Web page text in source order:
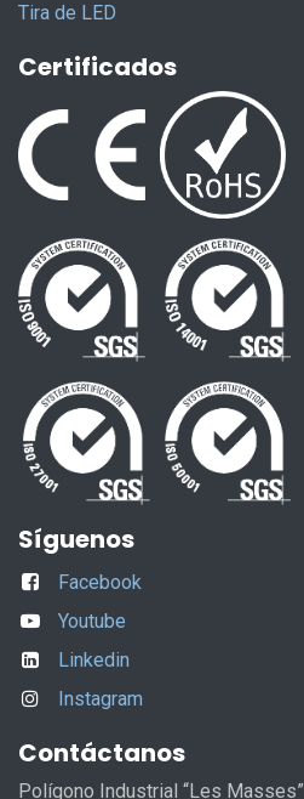
Tira de LED
Certificados
Síguenos
Facebook
Youtube
Linkedin
Instagram
Contáctanos
Polígono Industrial “Les Masses”